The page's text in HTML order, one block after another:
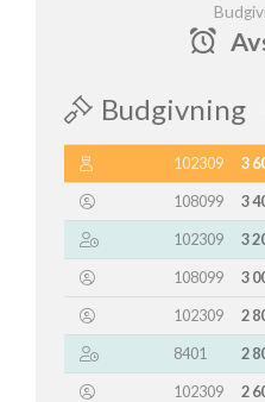
Budgivning
102309 3
108099
3
102309
3
108099
3
102309
2
8401
2
102309
2